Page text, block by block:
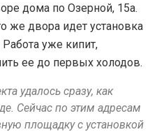
дома по Озерной, 15а.
же двора идет установка
уже кипит,
ее до первых холодов.
удалось сразу, как
Сейчас по этим адресам
площадку с установкой